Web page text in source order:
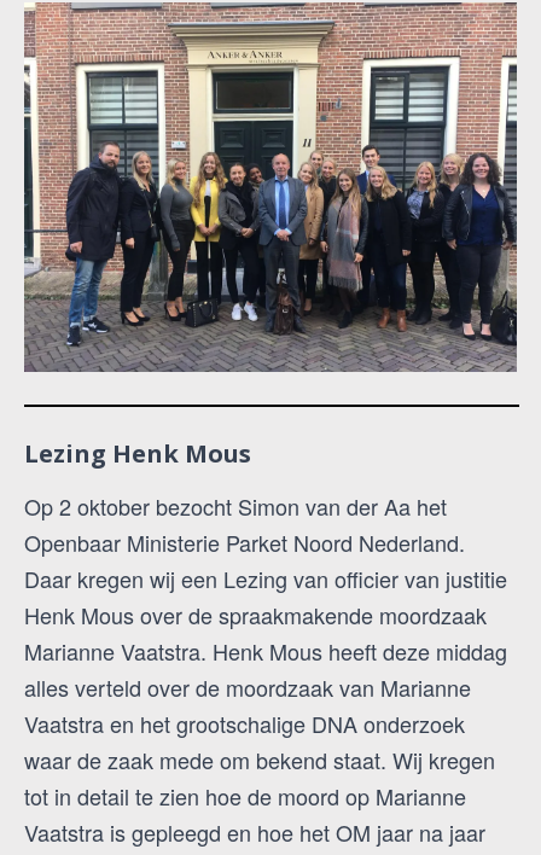
Lezing Henk Mous
Op 2 oktober bezocht Simon van der Aa het
Openbaar Ministerie Parket Noord Nederland.
Daar kregen wij een Lezing van officier van justitie
Henk Mous over de spraakmakende moordzaak
Marianne Vaatstra. Henk Mous heeft deze middag
alles verteld over de moordzaak van Marianne
Vaatstra en het grootschalige DNA onderzoek
waar de zaak mede om bekend staat. Wij kregen
tot in detail te zien hoe de moord op Marianne
Vaatstra is gepleegd en hoe het OM jaar na jaar